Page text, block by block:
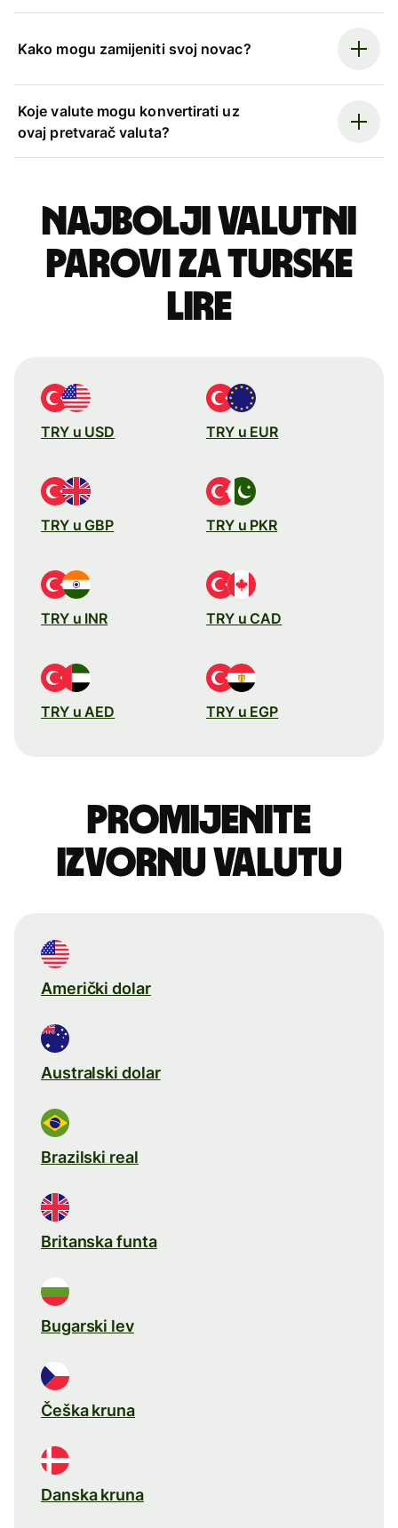
Kako mogu zamijeniti svoj novac?
Koje valute mogu konvertirati uz
ovaj pretvarač valuta?
Najbolji valutni
parovi za turske
lire
TRY u USD TRY u EUR
TRY u GBP TRY u PKR
TRY u INR TRY u CAD
TRY u AED TRY u EGP
Promijenite
izvornu valutu
Američki dolar
Australski dolar
Brazilski real
Britanska funta
Bugarski lev
Češka kruna
Danska kruna